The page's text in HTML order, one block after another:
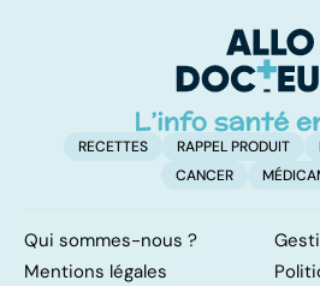
RECETTES RAPPEL PRODUIT
CANCER
Qui sommes-nous ?
Mentions légales